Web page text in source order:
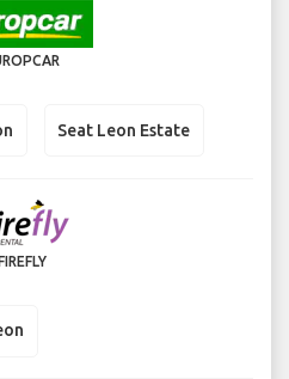
Seat Leon Estate